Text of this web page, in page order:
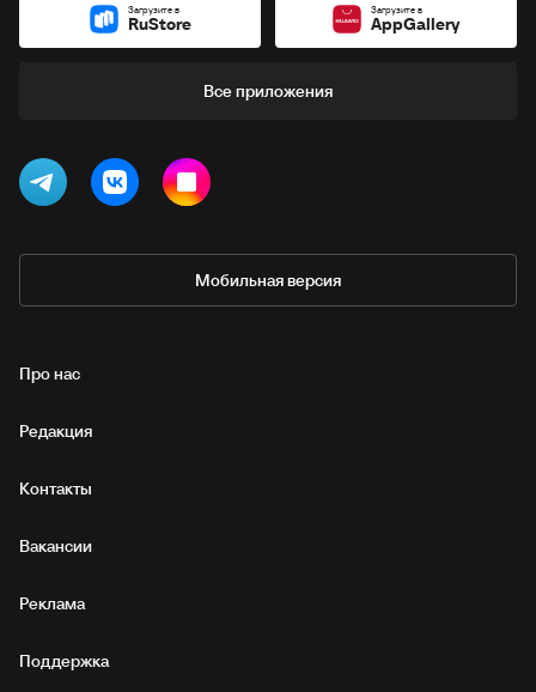
Загрузите в
RuStore
Загрузите в
AppGallery
Все приложения
Мобильная версия
Про нас
Редакция
Контакты
Вакансии
Реклама
Поддержка